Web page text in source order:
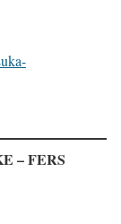
– FERS